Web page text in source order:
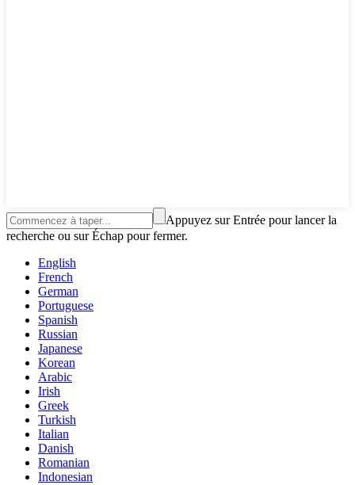
Appuyez sur Entrée pour lancer la
recherche ou sur Échap pour fermer.
English
French
German
Portuguese
Spanish
Russian
Japanese
Korean
Arabic
Irish
Greek
Turkish
Italian
Danish
Romanian
Indonesian